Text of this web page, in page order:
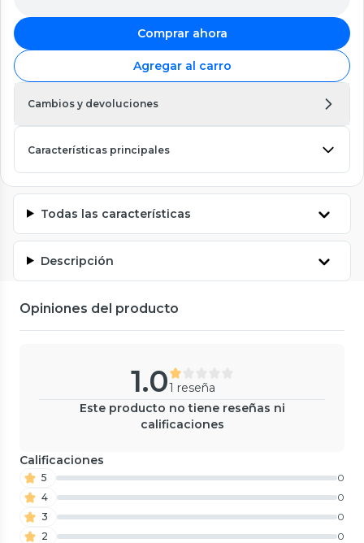
Comprar ahora
Agregar al carro
Cambios y devoluciones
Características principales
Todas las características
Descripción
Opiniones del producto
1.01 reseña
Este producto no tiene reseñas ni
calificaciones
Calificaciones
5
0
4
0
3
0
2
0